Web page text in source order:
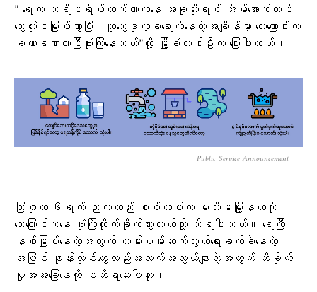
” ရေက တရိပ်ရိပ်တက်တာကနေ အခုဆိုရင် အိမ်အောက်ထပ်
တွေလုံးဝမြုပ်သွားပြီ။လူတွေဒုက္ခရောက်နေတဲ့အချိန်မှာ လေကြောင်းက
ခဏခဏလာပြီးဗုံးကြဲနေတယ်”လို့ မြို့ခံတစ်ဦးက ပြောပါတယ်။
Public Service Announcement
သြဂုတ် ၆ရက် ညကလည်း စစ်တပ်က မဘိမ်းမြို့နယ်ကို
လေကြောင်းကနေ ဗုံးကြဲတိုက်ခိုက်သွားတယ်လို့ သိရပါတယ်။ ရေကြီး
နစ်မြုပ်နေတဲ့အတွက် လမ်းပမ်းဆက်သွယ်ရေးခက်ခဲနေတဲ့
အပြင် ဖုန်းလိုင်းတွေလည်းအဆက်အသွယ်များတဲ့အတွက် ထိခိုက်
မှုအအခြေနေကို မသိရသေးပါဘူး။